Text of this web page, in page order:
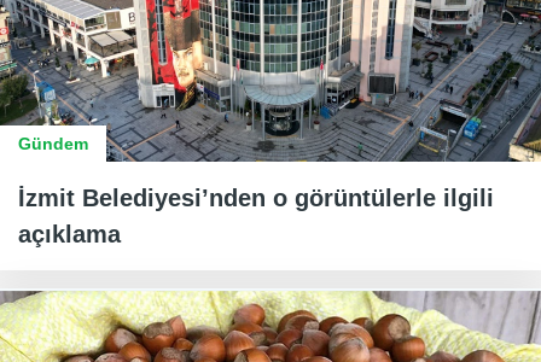
Gündem
İzmit Belediyesi’nden o görüntülerle ilgili
açıklama